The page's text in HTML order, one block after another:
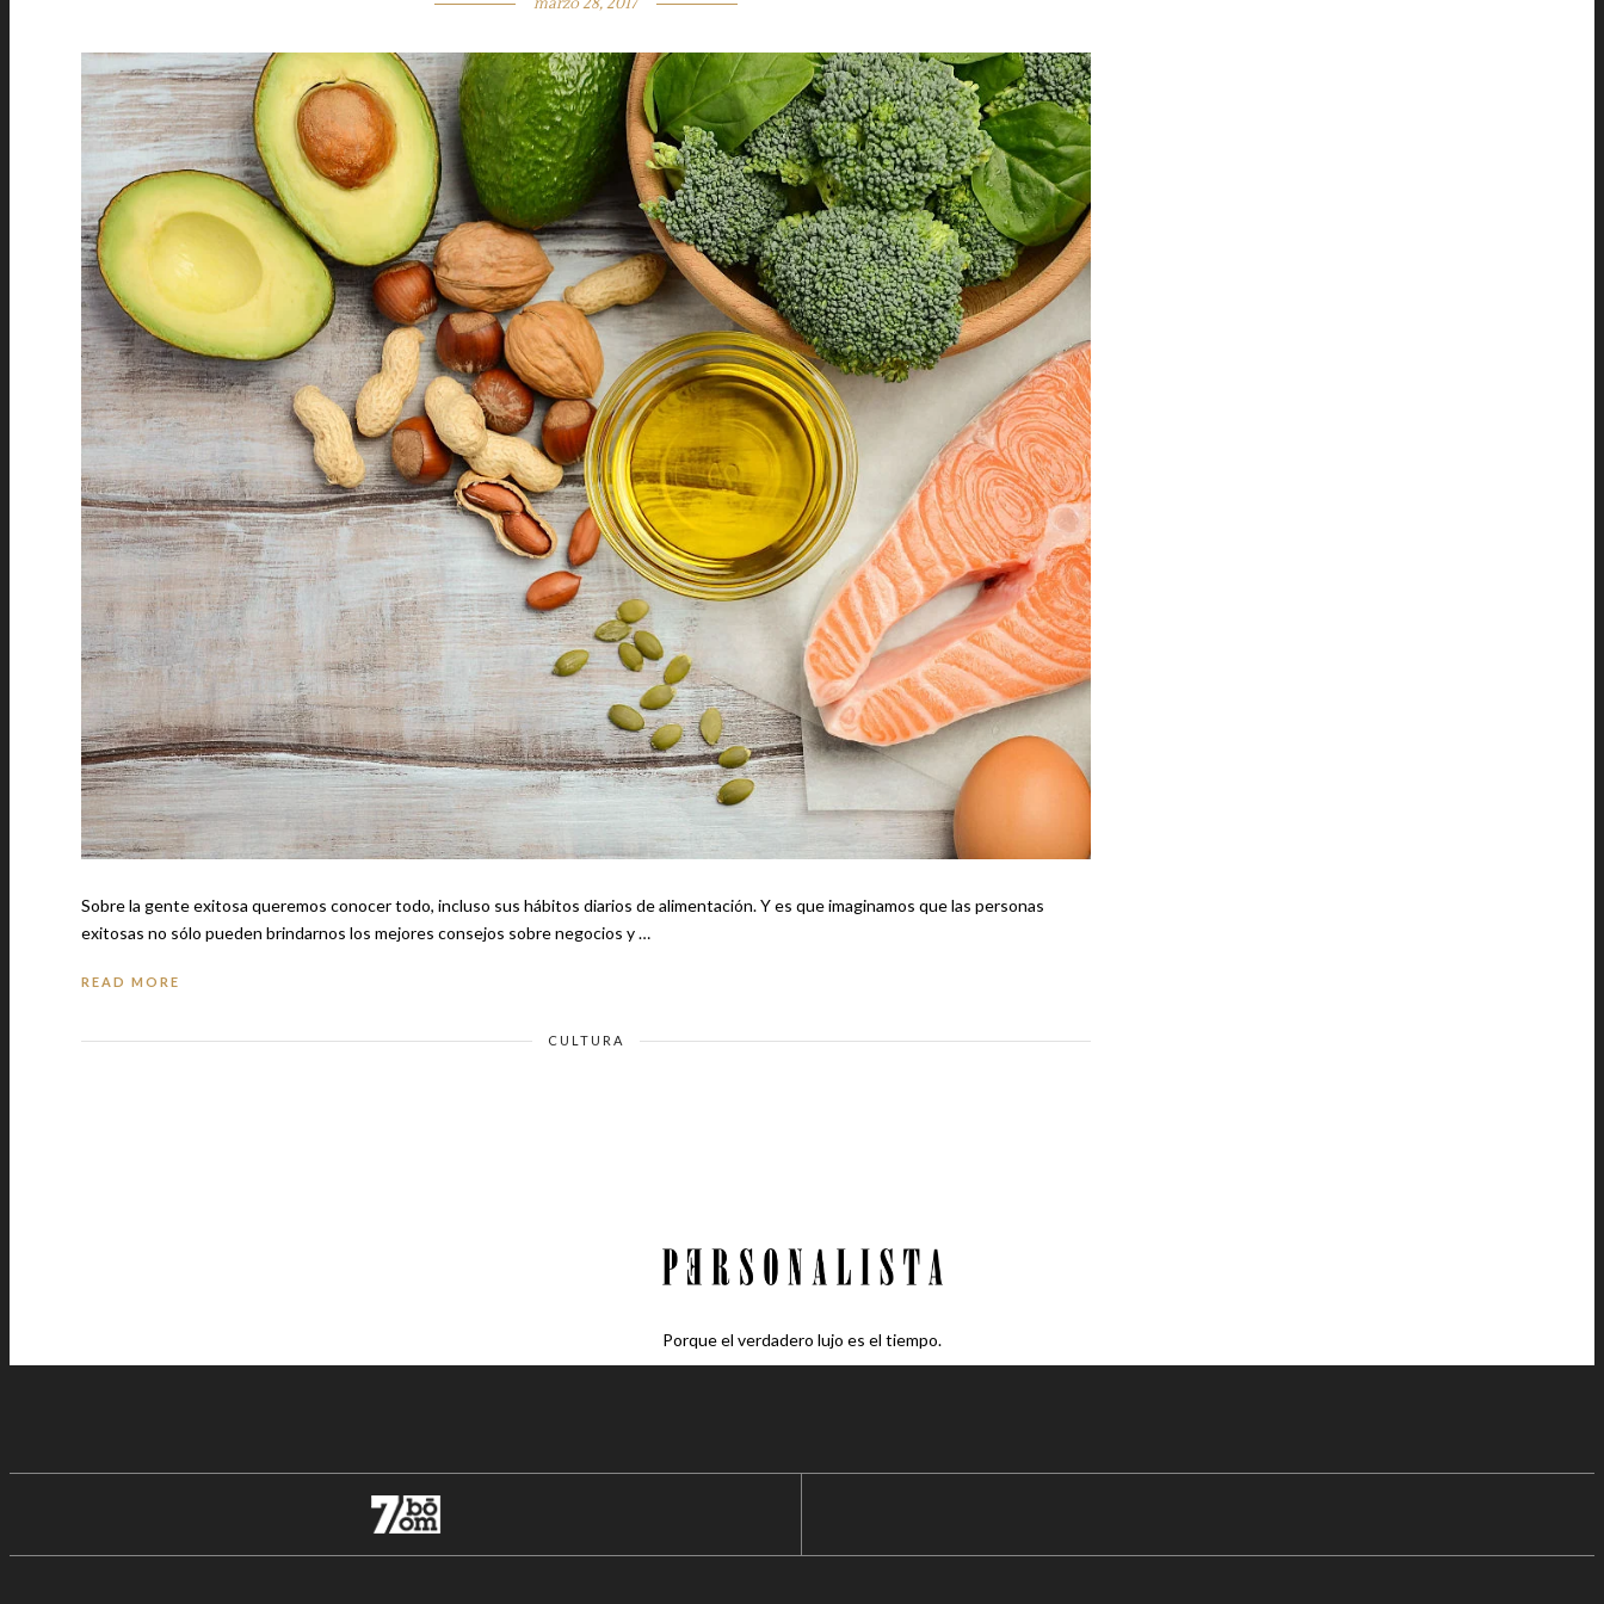
Sobre la gente exitosa queremos conocer todo, incluso sus hábitos diarios de alimentación. Y es que imaginamos que las personas
exitosas no sólo pueden brindarnos los mejores consejos sobre negocios y …
READ MORE
CULTURA
Porque el verdadero lujo es el tiempo.